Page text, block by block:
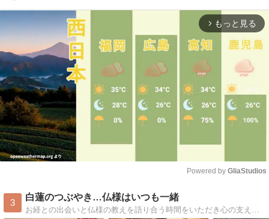
arrow_forward_ios もっと見る
Powered by GliaStudios
3
白蓮のつぶやき…仏様はいつも一緒
お経との出会いと仏様の教えを語り合う時間をいただき心の支えになっています。そんな日々を感謝しつつ、お釈迦様、観音様…まだまだ学びの途中ではありますが日々の暮らしと織り交ぜながら綴っていきます。